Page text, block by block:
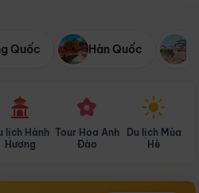
Quốc Hàn Quốc
lịch Hành
Hương
Tour Hoa Anh
Đào
Du lịch Mùa
Hè